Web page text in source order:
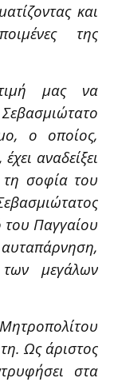
και
της
μας να
ο οποίος,
αναδείξει
τη σοφία του
του Παγγαίου
μεγάλων
Ως άριστος
στα